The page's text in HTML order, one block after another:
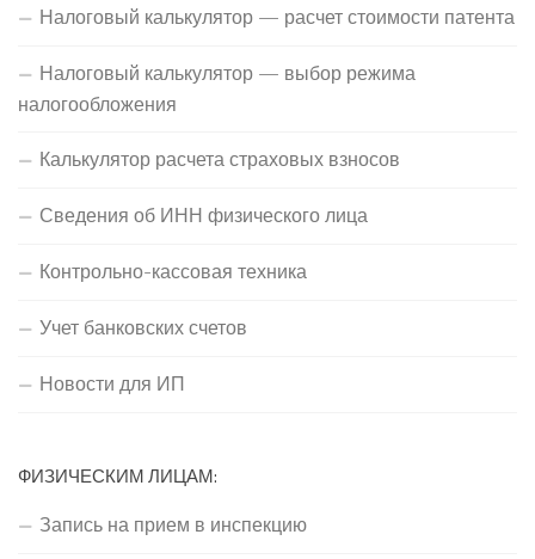
Налоговый калькулятор — расчет стоимости патента
Налоговый калькулятор — выбор режима
налогообложения
Калькулятор расчета страховых взносов
Сведения об ИНН физического лица
Контрольно-кассовая техника
Учет банковских счетов
Новости для ИП
ФИЗИЧЕСКИМ ЛИЦАМ:
Запись на прием в инспекцию